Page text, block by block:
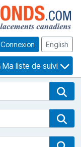
Connexion English
Ma liste de suivi